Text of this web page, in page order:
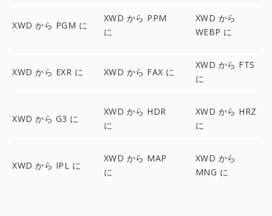
XWD から PGM に
XWD から PPM
に
XWD から
WEBP に
XWD から EXR に XWD から FAX に
XWD から FTS
に
XWD から G3 に
XWD から HDR
に
XWD から HRZ
に
XWD から IPL に
XWD から MAP
に
XWD から
MNG に